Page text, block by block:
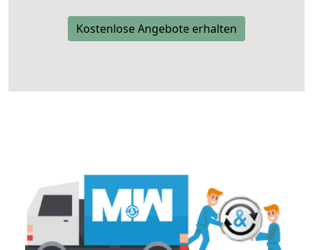
Kostenlose Angebote erhalten